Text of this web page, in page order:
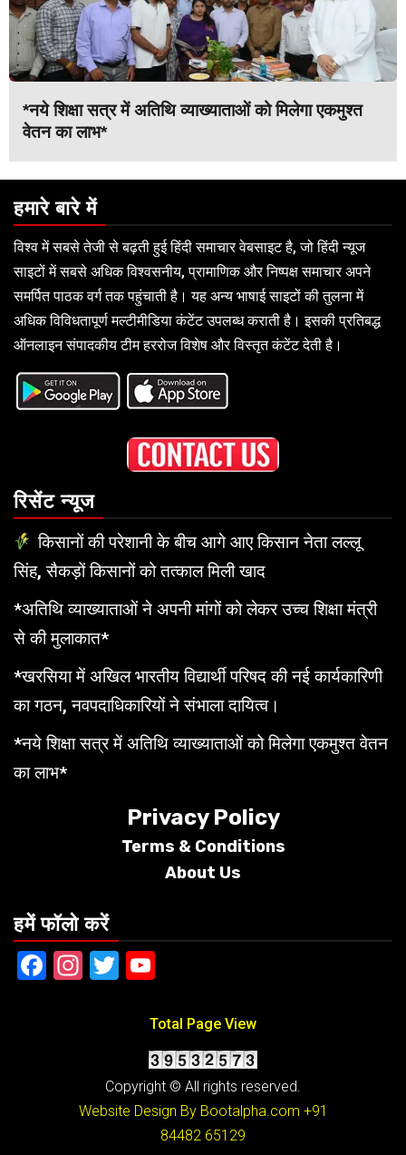
*नये शिक्षा सत्र में अतिथि व्याख्याताओं को मिलेगा एकमुश्त
वेतन का लाभ*
हमारे बारे में
विश्व में सबसे तेजी से बढ़ती हुई हिंदी समाचार वेबसाइट है, जो हिंदी न्यूज
साइटों में सबसे अधिक विश्वसनीय, प्रामाणिक और निष्पक्ष समाचार अपने
समर्पित पाठक वर्ग तक पहुंचाती है। यह अन्य भाषाई साइटों की तुलना में
अधिक विविधतापूर्ण मल्टीमीडिया कंटेंट उपलब्ध कराती है। इसकी प्रतिबद्ध
ऑनलाइन संपादकीय टीम हररोज विशेष और विस्तृत कंटेंट देती है।
रिसेंट न्यूज
किसानों की परेशानी के बीच आगे आए किसान नेता लल्लू
सिंह, सैकड़ों किसानों को तत्काल मिली खाद
*अतिथि व्याख्याताओं ने अपनी मांगों को लेकर उच्च शिक्षा मंत्री
से की मुलाकात*
*खरसिया में अखिल भारतीय विद्यार्थी परिषद की नई कार्यकारिणी
का गठन, नवपदाधिकारियों ने संभाला दायित्व।
*नये शिक्षा सत्र में अतिथि व्याख्याताओं को मिलेगा एकमुश्त वेतन
का लाभ*
Privacy Policy
Terms & Conditions
About Us
हमें फॉलो करें
Facebook
Instagram
Twitter
Total Page View
Copyright © All rights reserved.
Website Design By Bootalpha.com +91
84482 65129